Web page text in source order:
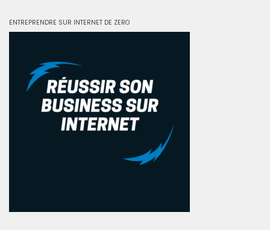
ENTREPRENDRE SUR INTERNET DE ZERO